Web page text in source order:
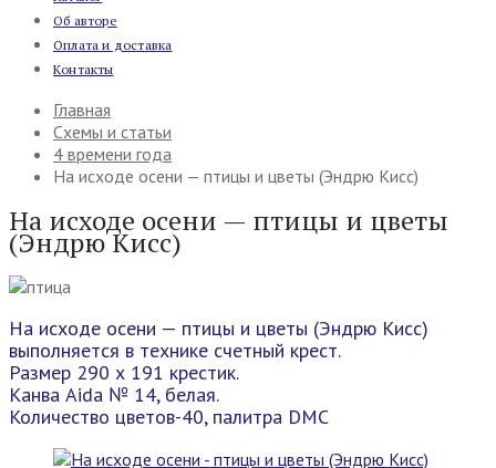
Об авторе
Оплата и доставка
Контакты
Главная
Схемы и статьи
4 времени года
На исходе осени — птицы и цветы (Эндрю Кисс)
На исходе осени — птицы и цветы
(Эндрю Кисс)
На исходе осени — птицы и цветы (Эндрю Кисс)
выполняется в технике счетный крест.
Размер 290 х 191 крестик.
Канва Aida № 14, белая.
Количество цветов-40, палитра DMC